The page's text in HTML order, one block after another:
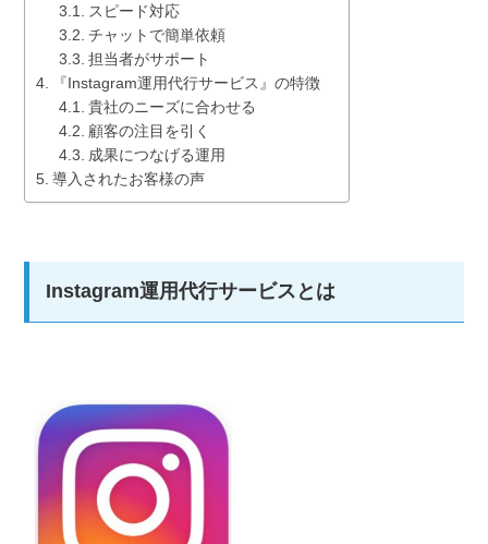
スピード対応
チャットで簡単依頼
担当者がサポート
『Instagram運用代行サービス』の特徴
貴社のニーズに合わせる
顧客の注目を引く
成果につなげる運用
導入されたお客様の声
Instagram運用代行サービスとは